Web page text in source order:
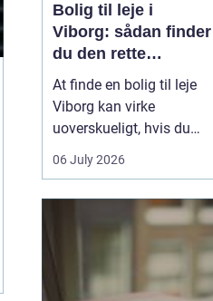
Bolig til leje i
Viborg: sådan finder
du den rette
lejlighed
At finde en bolig til leje
Viborg kan virke
uoverskueligt, hvis du
ikke kender byen eller det
lokale boligmarked. Der
priserne varierer, og
områderne har hver
deres særpræg. Med en
klar plan, lidt viden om
06 July 2026